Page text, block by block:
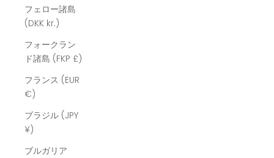
フェロー諸島
(DKK kr.)
フォークラン
ド諸島 (FKP £)
フランス (EUR
€)
ブラジル (JPY
¥)
ブルガリア